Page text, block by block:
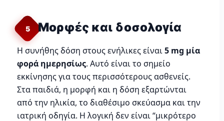
5 Μορφές και δοσολογία
Η συνήθης δόση στους ενήλικες είναι5 mg μία
φορά ημερησίως. Αυτό είναι το σημείο
εκκίνησης για τους περισσότερους ασθενείς.
Στα παιδιά, η μορφή και η δόση εξαρτώνται
από την ηλικία, το διαθέσιμο σκεύασμα και την
ιατρική οδηγία. Η λογική δεν είναι “μικρότερο